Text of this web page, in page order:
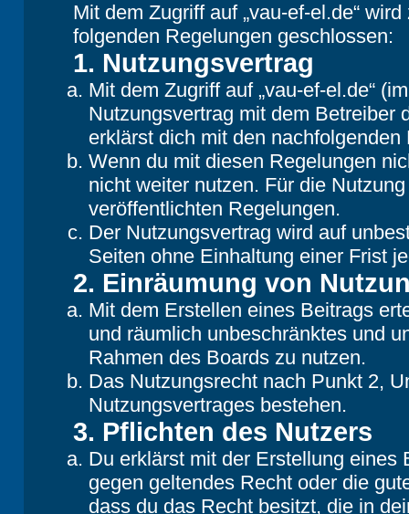
Mit dem Zugriff auf „vau-ef-el.de“
folgenden Regelungen geschlossen:
1. Nutzungsvertrag
Mit dem Zugriff auf „vau-ef-el.de“
Nutzungsvertrag mit dem Betreiber
erklärst dich mit den
Wenn du mit diesen Regelungen
nicht weiter nutzen. Für die
veröffentlichten Regelungen.
Der Nutzungsvertrag wird auf
Seiten ohne Einhaltung einer Frist
2. Einräumung von
Mit dem Erstellen eines Beitrags
und räumlich unbeschränktes und
Rahmen des Boards zu nutzen.
Das Nutzungsrecht nach Punkt 2,
Nutzungsvertrages bestehen.
3. Pflichten des Nutzers
Du erklärst mit der Erstellung eines
gegen geltendes Recht oder die
dass du das Recht besitzt, die in